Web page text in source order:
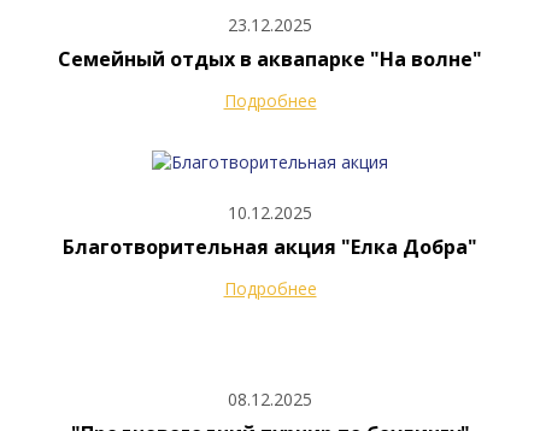
23.12.2025
Семейный отдых в аквапарке "На волне"
Подробнее
10.12.2025
Благотворительная акция "Елка Добра"
Подробнее
08.12.2025